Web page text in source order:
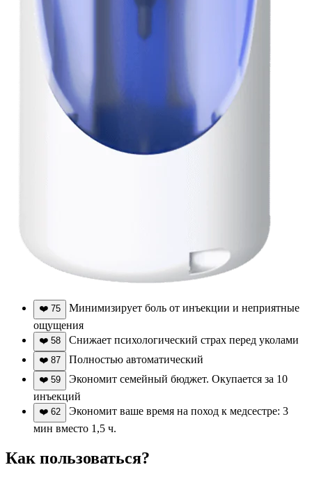
❤️ 75
Минимизирует боль от инъекции и неприятные
ощущения
❤️ 58 Снижает психологический страх перед уколами
❤️ 87 Полностью автоматический
❤️ 59
Экономит семейный бюджет. Окупается за 10
инъекций
❤️ 62
Экономит ваше время на поход к медсестре: 3
мин вместо 1,5 ч.
Как пользоваться?